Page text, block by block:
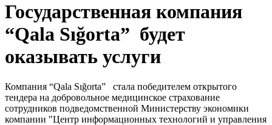
Государственная компания
“Qala Sığorta” будет
оказывать услуги
Компания “Qala Sığorta” стала победителем открытого
тендера на добровольное медицинское страхование
сотрудников подведомственной Министерству экономики
компании "Центр информационных технологий и управления